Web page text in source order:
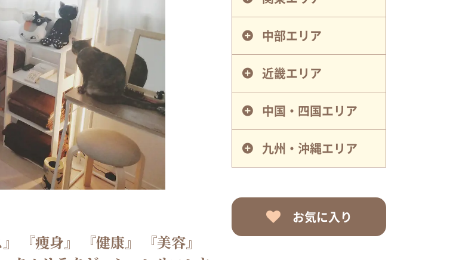
『痩身』 『健康』 『美容』
中部エリア
近畿エリア
中国・四国エリア
九州・沖縄エリア
お気に入り